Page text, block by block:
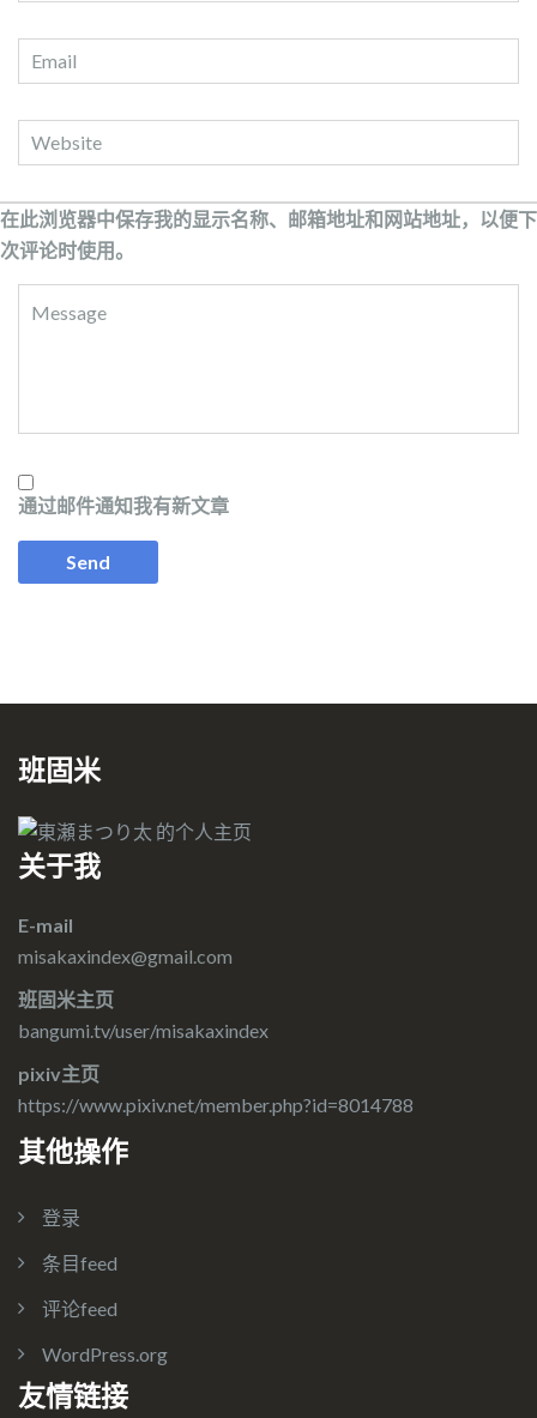
在此浏览器中保存我的显示名称、邮箱地址和网站地址，以便下
次评论时使用。
通过邮件通知我有新文章
班固米
关于我
E-mail
misakaxindex@gmail.com
班固米主页
bangumi.tv/user/misakaxindex
pixiv主页
https://www.pixiv.net/member.php?id=8014788
其他操作
登录
条目feed
评论feed
WordPress.org
友情链接